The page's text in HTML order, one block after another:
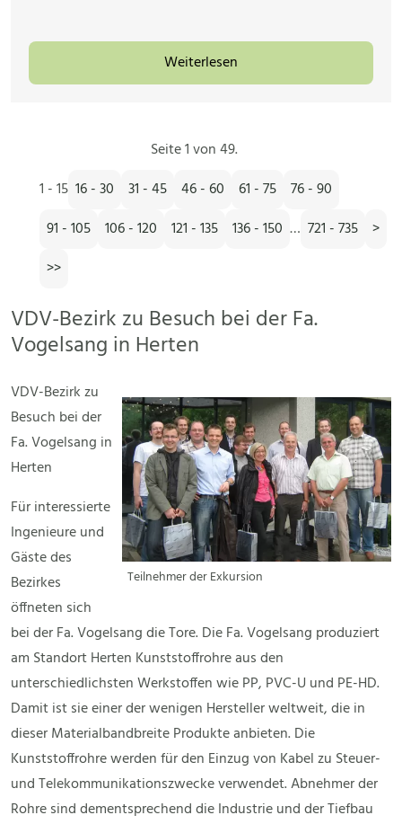
Weiterlesen
Seite 1 von 49.
1 - 15 16 - 30 31 - 45 46 - 60 61 - 75
76 - 90
91 - 105
106 - 120 121 - 135 136 - 150 … 721 - 735
>
>>
VDV-Bezirk zu Besuch bei der Fa.
Vogelsang in Herten
Teilnehmer der Exkursion
VDV-Bezirk zu
Besuch bei der
Fa. Vogelsang in
Herten
Für interessierte
Ingenieure und
Gäste des
Bezirkes
öffneten sich
bei der Fa. Vogelsang die Tore. Die Fa. Vogelsang produziert
am Standort Herten Kunststoffrohre aus den
unterschiedlichsten Werkstoffen wie PP, PVC-U und PE-HD.
Damit ist sie einer der wenigen Hersteller weltweit, die in
dieser Materialbandbreite Produkte anbieten. Die
Kunststoffrohre werden für den Einzug von Kabel zu Steuer-
und Telekommunikationszwecke verwendet. Abnehmer der
Rohre sind dementsprechend die Industrie und der Tiefbau